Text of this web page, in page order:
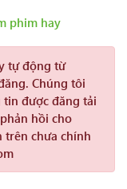
phim hay
tự động từ
Chúng tôi
được đăng tải
hồi cho
trên chưa chính